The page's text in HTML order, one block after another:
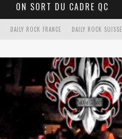
ON SORT DU CADRE QC
DAILY ROCK SUISSE
DAILY ROCK FRANCE